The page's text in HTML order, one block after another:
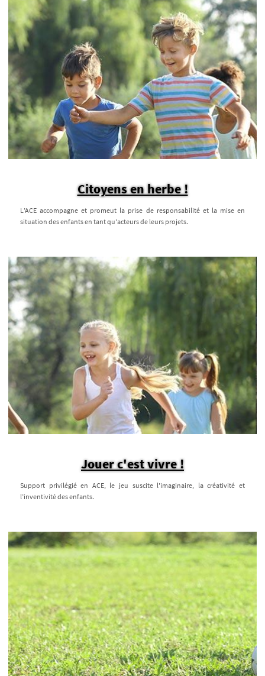
Citoyens en herbe !
L’ACE accompagne et promeut la prise de responsabilité et la mise en
situation des enfants en tant qu'acteurs de leurs projets.
Jouer c'est vivre !
Support privilégié en ACE, le jeu suscite l'imaginaire, la créativité et
l’inventivité des enfants.